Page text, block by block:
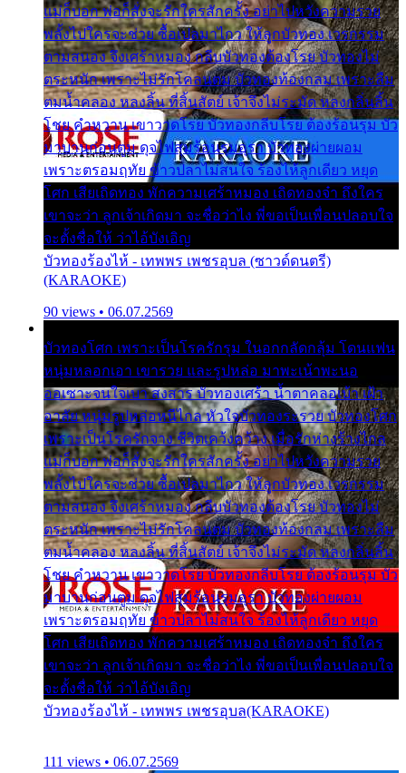
แม่ก็บอก พ่อก็สั่งจะรักใครสักครั้ง อย่าไปหวังความรวย
พลั้งไปใครจะช่วย ซื้อเปลมาไกว ให้ลูกบัวทอง เวรกรรม
ตามสนอง จึงเศร้าหมอง กลีบบัวทองต้องโรย บัวทองไม่
ตระหนัก เพราะไม่รักโคลนตม บัวทองท้องกลม เพราะลืม
ตมน้ำคลอง หลงลิ้น ที่สิ้นสัตย์ เจ้าจึงไม่ระมัด หลงกลิ่นลิ้น
โชย คำหวาน เขาวาดโรย บัวทองกลีบโรย ต้องร้อนรุม บัว
มาบานก่อนตูม ดุจไฟสุมร้อนรุมอุรา บัวทองผ่ายผอม
เพราะตรอมฤทัย ข้าวปลาไม่สนใจ ร้องไห้ลูกเดียว หยุด
โศก เสียเถิดทอง พักความเศร้าหมอง เถิดทองจ๋า ถึงใคร
เขาจะว่า ลูกเจ้าเกิดมา จะชื่อว่าไง พี่ขอเป็นเพื่อนปลอบใจ
จะตั้งชื่อให้ ว่าไอ้บังเอิญ
บัวทองร้องไห้ - เทพพร เพชรอุบล (ซาวด์ดนตรี)
(KARAOKE)
90 views • 06.07.2569
บัวทองโศก เพราะเป็นโรครักรุม ในอกกลัดกลุ้ม โดนแฟน
หนุ่มหลอกเอา เขารวย และรูปหล่อ มาพะเน้าพะนอ
ออเซาะจนใจเบา สงสาร บัวทองเศร้า น้ำตาคลอเบ้า เฝ้า
อาลัย หนุ่มรูปหล่อหนีไกล หัวใจบัวทองระรวย บัวทองโศก
เพราะเป็นโรครักจาง ชีวิตเคว้งคว้าง เมื่อรักห่างร้างไกล
แม่ก็บอก พ่อก็สั่งจะรักใครสักครั้ง อย่าไปหวังความรวย
พลั้งไปใครจะช่วย ซื้อเปลมาไกว ให้ลูกบัวทอง เวรกรรม
ตามสนอง จึงเศร้าหมอง กลีบบัวทองต้องโรย บัวทองไม่
ตระหนัก เพราะไม่รักโคลนตม บัวทองท้องกลม เพราะลืม
ตมน้ำคลอง หลงลิ้น ที่สิ้นสัตย์ เจ้าจึงไม่ระมัด หลงกลิ่นลิ้น
โชย คำหวาน เขาวาดโรย บัวทองกลีบโรย ต้องร้อนรุม บัว
มาบานก่อนตูม ดุจไฟสุมร้อนรุมอุรา บัวทองผ่ายผอม
เพราะตรอมฤทัย ข้าวปลาไม่สนใจ ร้องไห้ลูกเดียว หยุด
โศก เสียเถิดทอง พักความเศร้าหมอง เถิดทองจ๋า ถึงใคร
เขาจะว่า ลูกเจ้าเกิดมา จะชื่อว่าไง พี่ขอเป็นเพื่อนปลอบใจ
จะตั้งชื่อให้ ว่าไอ้บังเอิญ
บัวทองร้องไห้ - เทพพร เพชรอุบล(KARAOKE)
111 views • 06.07.2569